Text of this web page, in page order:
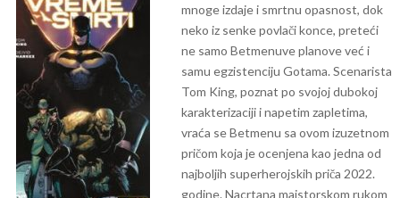
mnoge izdaje i smrtnu opasnost, dok
neko iz senke povlači konce, preteći
ne samo Betmenuve planove već i
samu egzistenciju Gotama. Scenarista
Tom King, poznat po svojoj dubokoj
karakterizaciji i napetim zapletima,
vraća se Betmenu sa ovom izuzetnom
pričom koja je ocenjena kao jedna od
najboljih superherojskih priča 2022.
godine. Nacrtana majstorskom rukom